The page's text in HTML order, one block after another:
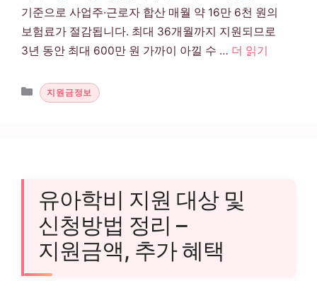
기준으로 사업주·근로자 합산 매월 약 16만 6천 원의
보험료가 절감됩니다. 최대 36개월까지 지원되므로
3년 동안 최대 600만 원 가까이 아낄 수 … 더 읽기
카테고리
지원금정보
유아학비 지원 대상 및
신청방법 정리 –
지원금액, 추가 혜택